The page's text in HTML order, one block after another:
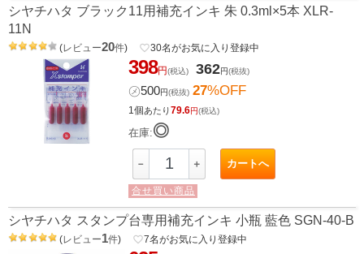
シヤチハタ ブラック11用補充インキ 朱 0.3ml×5本 XLR-
11N
(レビュー20件) favorite_border30名がお気に入り登録中
398円(税込) 362円(税抜)
㋱500円(税抜) 27%OFF
1個あたり79.6円(税込)
在庫:◎
－ ＋ カートへ
合せ買い商品
シヤチハタ スタンプ台専用補充インキ 小瓶 藍色 SGN-40-B
(レビュー1件) favorite_border7名がお気に入り登録中